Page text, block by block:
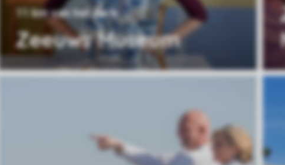
Zeeuws Museum
11 km van het park